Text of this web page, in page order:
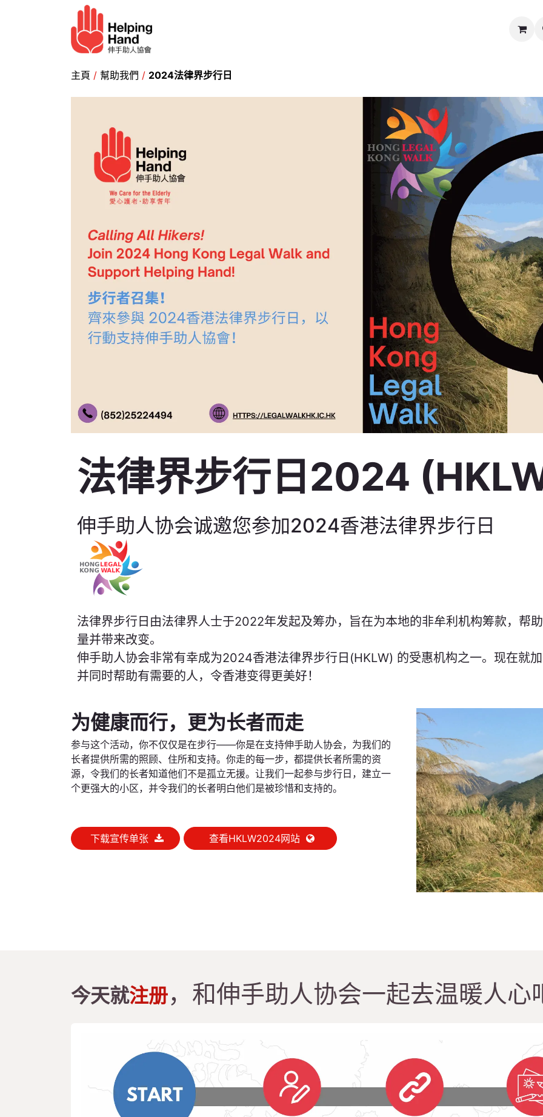
联系我们
主頁 / 幫助我們 / 2024法律界步行日
法律界步行日2024
伸手助人协会诚邀您参加2024香港
法律界步行日由法律界人士于2022年发起及筹办，旨在为本地的非牟利机构筹款，帮
量并带来改变。
伸手助人协会非常有幸成为2024香港法律界步行日(HKLW) 的受惠机构之一。现在就
并同时帮助有需要的人，令香港变得更美好！
为健康而行，更为长者而走
参与这个活动，你不仅仅是在步行——你是在支持伸手助人协会，为我们的
长者提供所需的照顾、住所和支持。你走的每一步，都提供长者所需的资
源，令我们的长者知道他们不是孤立无援。让我们一起参与步行日，建立一
个更强大的小区，并令我们的长者明白他们是被珍惜和支持的。
下载宣传单张 查看HKLW2024网站
今天就注册，和伸手助人协会一起去温暖人心